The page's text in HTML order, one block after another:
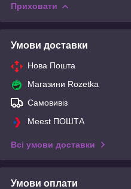
Приховати
Умови доставки
Нова Пошта
Магазини Rozetka
Самовивіз
Meest ПОШТА
Всі умови доставки
Умови оплати